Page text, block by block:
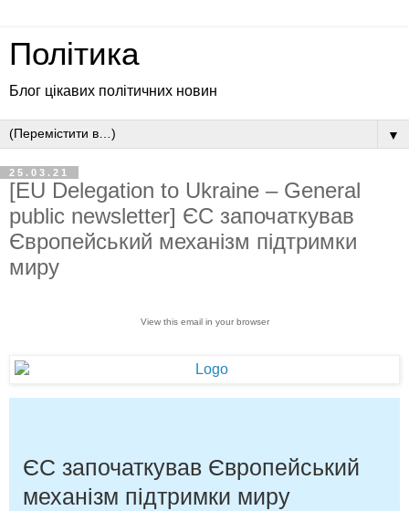
Політика
Блог цікавих політичних новин
▼
25.03.21
[EU Delegation to Ukraine – General
public newsletter] ЄС започаткував
Європейський механізм підтримки
миру
View this email in your browser
ЄС започаткував Європейський
механізм підтримки миру